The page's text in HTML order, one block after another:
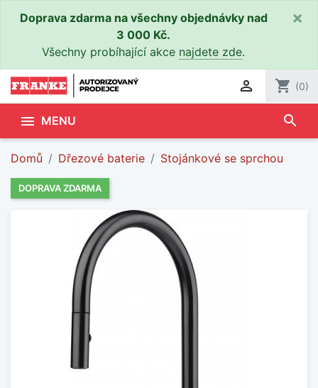
Doprava zdarma na všechny objednávky nad
3 000 Kč.
Všechny probíhající akce najdete zde.
×
 shopping_cart (0)
 MENU search
Domů Dřezové baterie Stojánkové se sprchou
DOPRAVA ZDARMA